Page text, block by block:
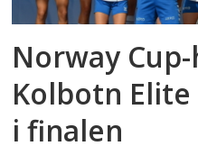
Norway
Kolbotn
i finalen